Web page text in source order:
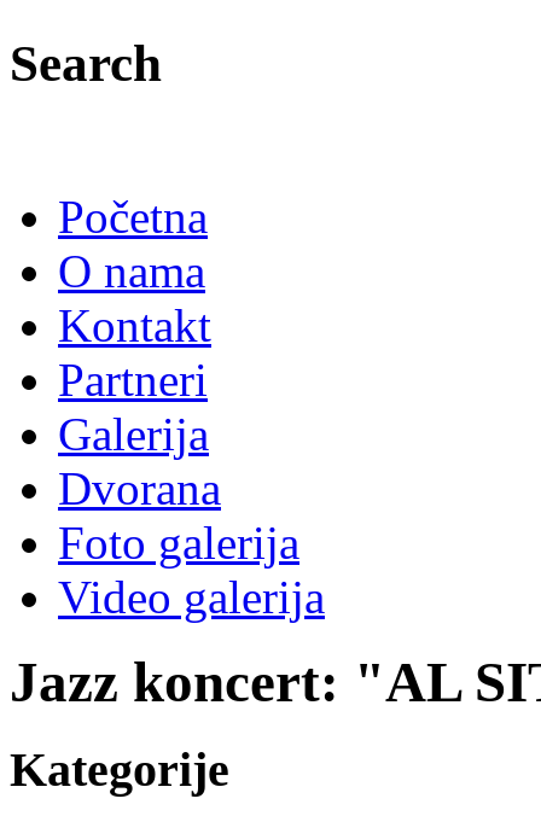
Search
Početna
O nama
Kontakt
Partneri
Galerija
Dvorana
Foto galerija
Video galerija
Jazz koncert: "AL
Kategorije